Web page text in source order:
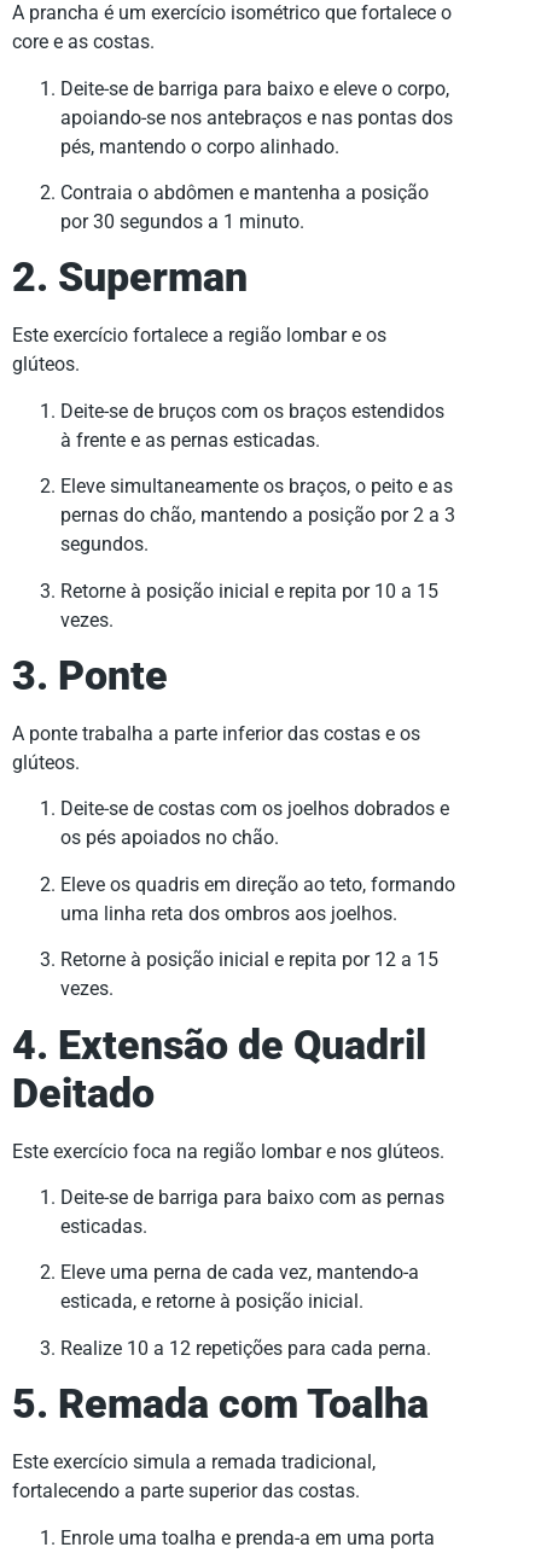
A prancha é um exercício isométrico que fortalece o
core e as costas.
Deite-se de barriga para baixo e eleve o corpo,
apoiando-se nos antebraços e nas pontas dos
pés, mantendo o corpo alinhado.
Contraia o abdômen e mantenha a posição
por 30 segundos a 1 minuto.
2. Superman
Este exercício fortalece a região lombar e os
glúteos.
Deite-se de bruços com os braços estendidos
à frente e as pernas esticadas.
Eleve simultaneamente os braços, o peito e as
pernas do chão, mantendo a posição por 2 a 3
segundos.
Retorne à posição inicial e repita por 10 a 15
vezes.
3. Ponte
A ponte trabalha a parte inferior das costas e os
glúteos.
Deite-se de costas com os joelhos dobrados e
os pés apoiados no chão.
Eleve os quadris em direção ao teto, formando
uma linha reta dos ombros aos joelhos.
Retorne à posição inicial e repita por 12 a 15
vezes.
4. Extensão de Quadril
Deitado
Este exercício foca na região lombar e nos glúteos.
Deite-se de barriga para baixo com as pernas
esticadas.
Eleve uma perna de cada vez, mantendo-a
esticada, e retorne à posição inicial.
Realize 10 a 12 repetições para cada perna.
5. Remada com Toalha
Este exercício simula a remada tradicional,
fortalecendo a parte superior das costas.
Enrole uma toalha e prenda-a em uma porta